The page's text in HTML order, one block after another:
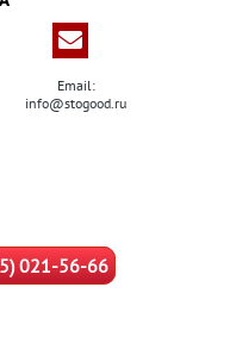
Email:
info@stogood.ru
021-56-66